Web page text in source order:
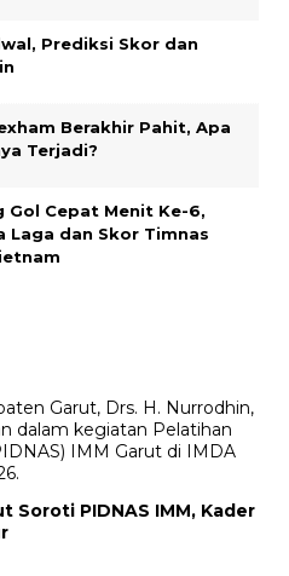
Prediksi Skor dan
Berakhir Pahit, Apa
Terjadi?
Gol Cepat Menit Ke-6,
Laga dan Skor Timnas
Soroti PIDNAS IMM, Kader